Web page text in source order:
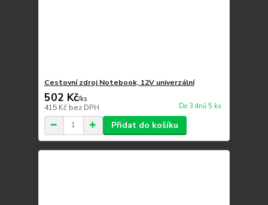
Cestovní zdroj Notebook, 12V univerzální
502 Kč/ks
415 Kč bez DPH Do 3 dnů 5 ks
Přidat do košíku